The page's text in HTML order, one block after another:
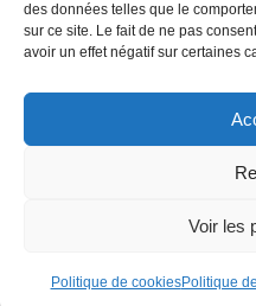
des données telles que le
sur ce site. Le fait de ne pas
avoir un effet négatif sur certaines
Voir les
Politique de cookiesPolitique
Politique de